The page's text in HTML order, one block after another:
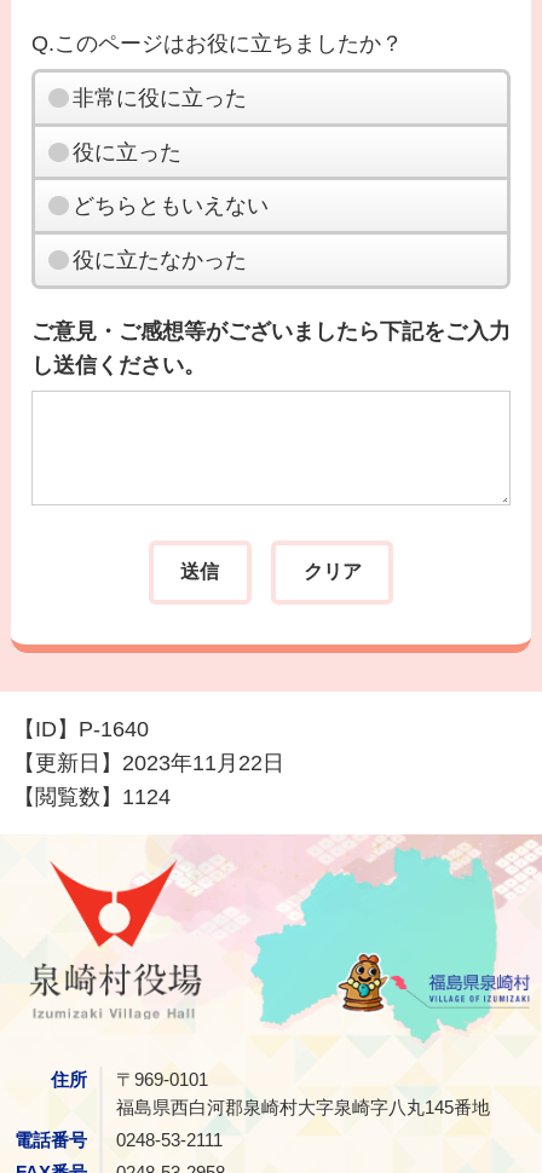
Q.このページはお役に立ちましたか？
非常に役に立った
役に立った
どちらともいえない
役に立たなかった
ご意見・ご感想等がございましたら下記をご入力
し送信ください。
【ID】 P-1640
【更新日】 2023年11月22日
【閲覧数】 1124
泉崎村
住所
〒969-0101
福島県西白河郡泉崎村大字泉崎字八丸145番地
電話番号
0248-53-2111